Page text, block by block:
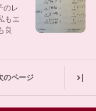
のレ
もエ
良
のページ |